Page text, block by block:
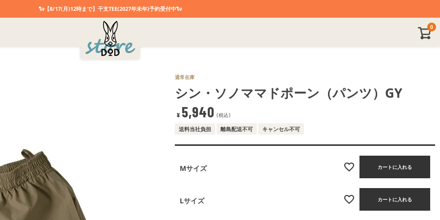
🐑【8/17(月)12時まで】干支TEE(2027年未年)予約受付中🐑
0
通常在庫
シン・ソノママドポーン（パンツ）GY
¥ 5,940 税込
送料当社負担 離島配送不可 キャンセル不可
Mサイズ カートに入れる
Lサイズ カートに入れる